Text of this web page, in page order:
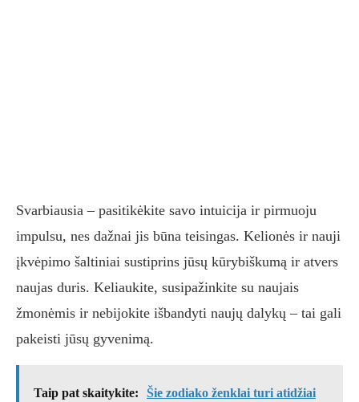
Svarbiausia – pasitikėkite savo intuicija ir pirmuoju
impulsu, nes dažnai jis būna teisingas. Kelionės ir nauji
įkvėpimo šaltiniai sustiprins jūsų kūrybiškumą ir atvers
naujas duris. Keliaukite, susipažinkite su naujais
žmonėmis ir nebijokite išbandyti naujų dalykų – tai gali
pakeisti jūsų gyvenimą.
Taip pat skaitykite:
Šie zodiako ženklai turi atidžiai